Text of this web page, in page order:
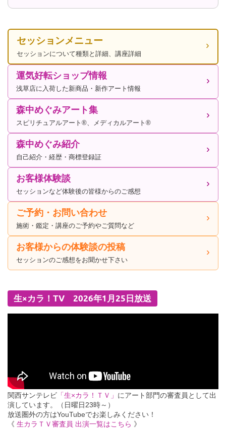
セッションメニュー
セッションについて種類と詳細、講座詳細
運気好転ショップ情報
浅草店に入荷した新商品・新作アート情報
森中めぐみアート集
スピリチュアルアート®、メディカルアート®
森中めぐみ紹介
自己紹介・経歴・商標登録証
お客様体験談
セッションなど体験後の皆様からのご感想
ご予約・お問い合わせ
施術・鑑定・講座のご予約やご質問など
お客様からの体験談の投稿
セッションのご感想をお聞かせ下さい
生×カラ！TV 2026年1月25日放送
関西サンテレビ 「生×カラ！ＴＶ」 にアート部門の審査員として出
演しています。（日曜日23時～）
放送圏外の方はYouTubeでお楽しみください！
《 生カラＴＶ審査員 出演一覧はこちら 》